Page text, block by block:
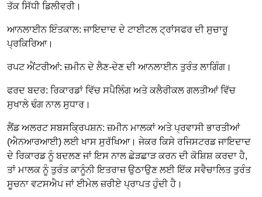
ਤੱਕ ਸਿੱਧੀ ਡਿਲੀਵਰੀ।
ਆਨਲਾਈਨ ਇੰਤਕਾਲ: ਜਾਇਦਾਦ ਦੇ ਟਾਈਟਲ ਟ੍ਰਾਂਸਫਰ ਦੀ ਸੁਚਾਰੂ
ਪ੍ਰਕਿਰਿਆ।
ਰਪਟ ਐਂਟਰੀਆਂ: ਜ਼ਮੀਨ ਦੇ ਲੈਣ-ਦੇਣ ਦੀ ਆਨਲਾਈਨ ਤੁਰੰਤ ਲਾਗਿੰਗ।
ਫਰਦ ਬਦਰ: ਰਿਕਾਰਡਾਂ ਵਿੱਚ ਸਪੈਲਿੰਗ ਅਤੇ ਕਲੈਰੀਕਲ ਗਲਤੀਆਂ ਵਿੱਚ
ਸੁਖਾਲੇ ਢੰਗ ਨਾਲ ਸੁਧਾਰ।
ਲੈਂਡ ਅਲਰਟ ਸਬਸਕ੍ਰਿਪਸ਼ਨ: ਜ਼ਮੀਨ ਮਾਲਕਾਂ ਅਤੇ ਪ੍ਰਵਾਸੀ ਭਾਰਤੀਆਂ
(ਐਨਆਰਆਈ) ਲਈ ਖਾਸ ਸੁਰੱਖਿਆ। ਜੇਕਰ ਕਿਸੇ ਰਜਿਸਟਰਡ ਜਾਇਦਾਦ
ਦੇ ਰਿਕਾਰਡ ਨੂੰ ਬਦਲਣ ਜਾਂ ਇਸ ਨਾਲ ਛੇੜਛਾੜ ਕਰਨ ਦੀ ਕੋਸ਼ਿਸ਼ ਕਰਦਾ ਹੈ,
ਤਾਂ ਮਾਲਕ ਨੂੰ ਤੁਰੰਤ ਕਾਨੂੰਨੀ ਇਤਰਾਜ਼ ਉਠਾਉਣ ਲਈ ਇੱਕ ਸਵੈਚਾਲਿਤ ਤੁਰੰਤ
ਸੂਚਨਾ ਵਟਸਐਪ ਜਾਂ ਈਮੇਲ ਜ਼ਰੀਏ ਪ੍ਰਾਪਤ ਹੁੰਦੀ ਹੈ।